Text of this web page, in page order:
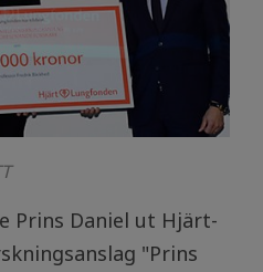
Prins Daniel ut Hjärt-
"Prins